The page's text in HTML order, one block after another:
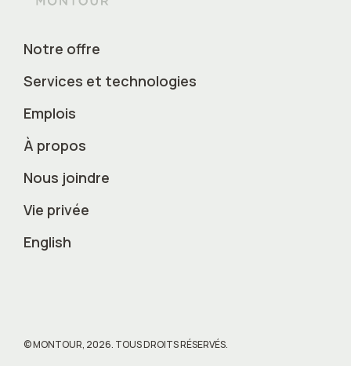
Notre offre
Services et technologies
Emplois
À propos
Nous joindre
Vie privée
English
© MONTOUR, 2026. TOUS DROITS RÉSERVÉS.